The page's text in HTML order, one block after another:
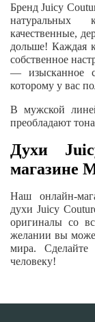
Бренд Juicy
натуральных
качественные,
дольше! Каждая
собственное
— изысканное
которому у вас
В мужской
преобладают
Духи
магазине
Наш онлайн-
духи Juicy
оригиналы со
желании вы
мира.
человеку!